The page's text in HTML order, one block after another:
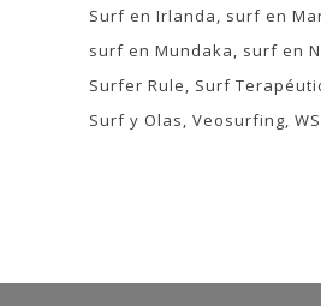
Surf en Irlanda
surf en
surf en Mundaka
surf en
Surfer Rule
Surf
Surf y Olas Veosurfing